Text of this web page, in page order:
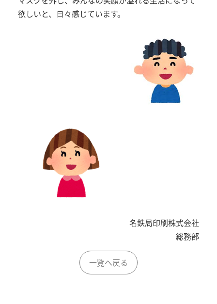
欲しいと、日々感じています。
名鉄局印刷株式会社
総務部
一覧へ戻る